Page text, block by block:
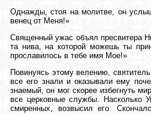
Однажды, стоя на молитве, он
венец от Меня!»
Священный ужас объял пресвитера
та нива, на которой можешь ты
прославилось в тебе имя Мое!»
Повинуясь этому велению,
все его знали и оказывали ему
знаемый, он мог скорее избегнуть
все церковные службы. Насколько
смиренных, возвысил его.